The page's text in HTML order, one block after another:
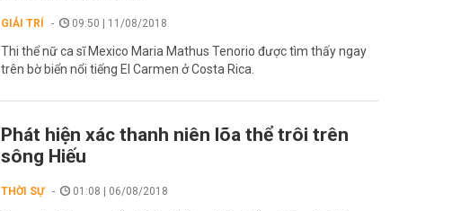
GIẢI TRÍ 09:50 | 11/08/2018
Thi thể nữ ca sĩ Mexico Maria Mathus Tenorio được tìm thấy ngay
trên bờ biển nổi tiếng El Carmen ở Costa Rica.
Phát hiện xác thanh niên lõa thể trôi trên
sông Hiếu
THỜI SỰ 01:08 | 06/08/2018